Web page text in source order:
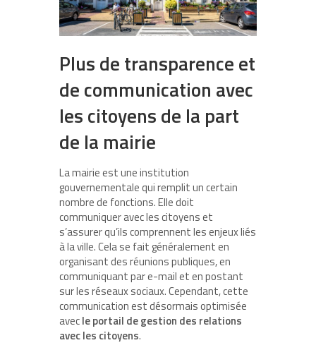
Plus de transparence et
de communication avec
les citoyens de la part
de la mairie
La mairie est une institution
gouvernementale qui remplit un certain
nombre de fonctions. Elle doit
communiquer avec les citoyens et
s’assurer qu’ils comprennent les enjeux liés
à la ville. Cela se fait généralement en
organisant des réunions publiques, en
communiquant par e-mail et en postant
sur les réseaux sociaux. Cependant, cette
communication est désormais optimisée
avecle portail de gestion des relations
avec les citoyens.